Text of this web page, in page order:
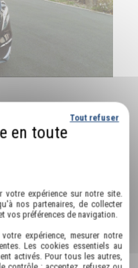
Mortes :
Mortes
Mortes
votre expérience sur notre site.
nos partenaires, de collecter
vos préférences de navigation.
expérience, mesurer notre
Les cookies essentiels au
activés. Pour tous les autres,
Tout refuser